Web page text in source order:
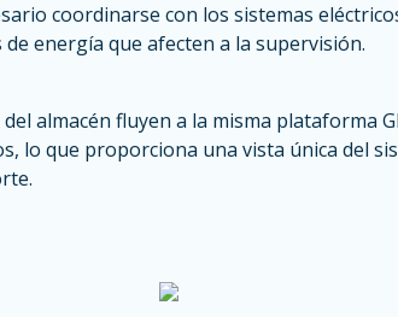
coordinarse con los sistemas
energía que afecten a la supervisión.
almacén fluyen a la misma plataforma
lo que proporciona una vista única del